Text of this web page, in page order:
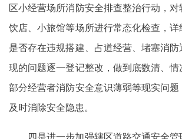
区小经营场所消防安全排查整治行动，
饮店、小旅馆等场所进行常态化检查，
是否存在违规搭建、占道经营、堵塞消
现的问题逐一登记整改，做到底数清、
部分经营者消防安全意识薄弱等现实问题
及时消除安全隐患。